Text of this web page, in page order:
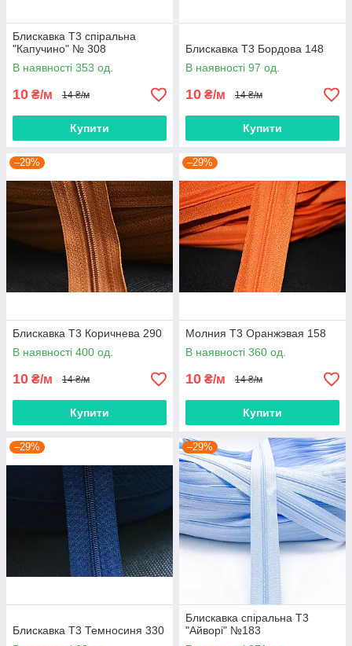
Блискавка Т3 спіральна
"Капучино" № 308
В наявності 353 од.
10 ₴/м 14 ₴/м
Купити
Блискавка Т3 Бордова 148
В наявності 97 од.
10 ₴/м 14 ₴/м
Купити
–29%
Блискавка Т3 Коричнева 290
В наявності 400 од.
10 ₴/м 14 ₴/м
Купити
–29%
Молния Т3 Оранжэвая 158
В наявності 360 од.
10 ₴/м 14 ₴/м
Купити
–29%
Блискавка Т3 Темносиня 330
–29%
Блискавка спіральна Т3
"Айворі" №183